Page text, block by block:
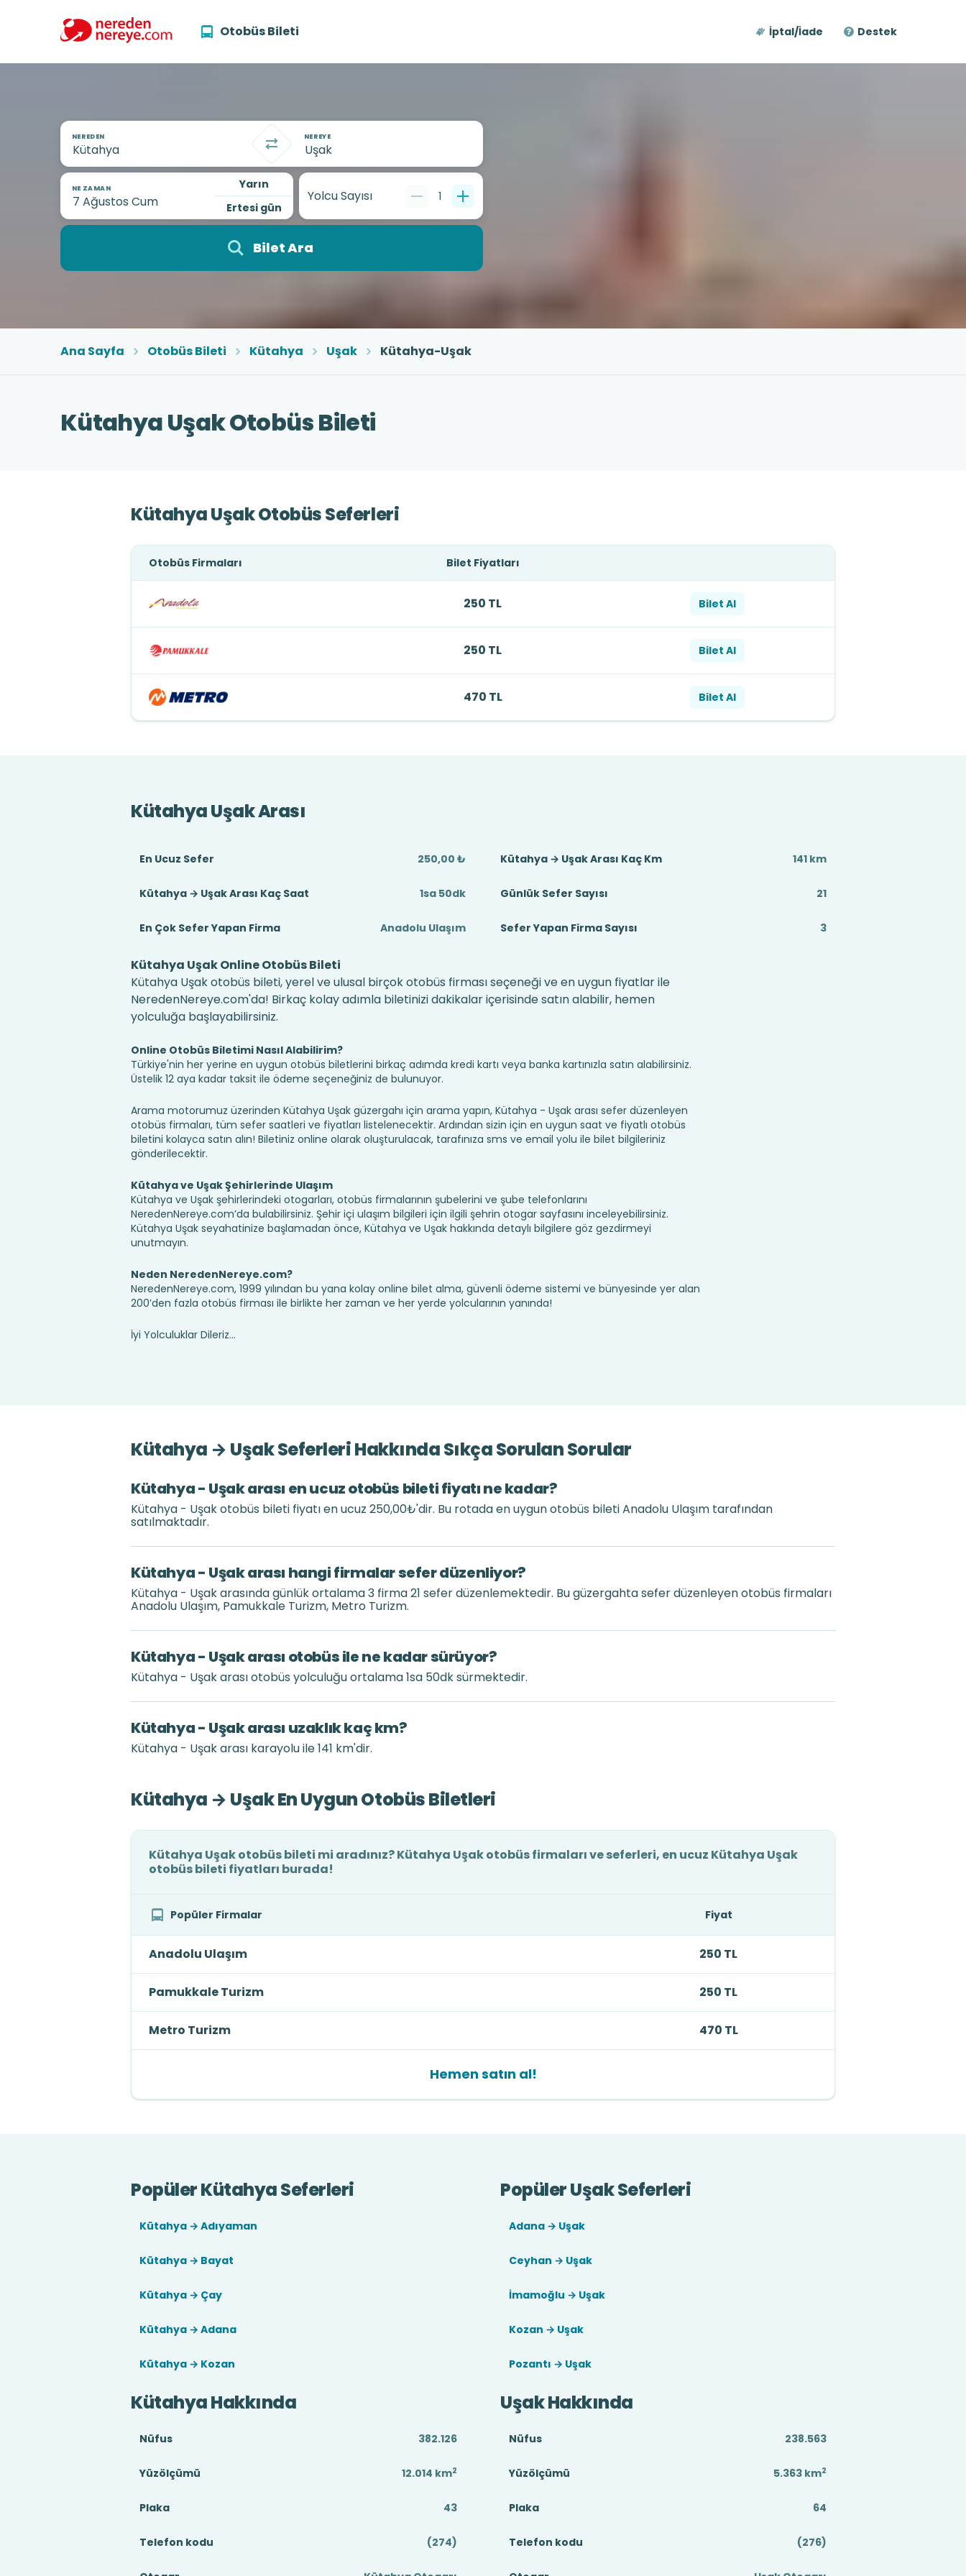
Otobüs Bileti İptal/İade Destek
NEREDEN NEREYE
NE ZAMAN
Yarın
Ertesi gün
Yolcu Sayısı 1
Bilet Ara
Ana Sayfa Otobüs Bileti Kütahya Uşak Kütahya-Uşak
Kütahya Uşak Otobüs Bileti
Kütahya Uşak Otobüs Seferleri
Otobüs Firmaları Bilet Fiyatları
250 TL Bilet Al
250 TL Bilet Al
470 TL Bilet Al
Kütahya Uşak Arası
En Ucuz Sefer 250,00 ₺ Kütahya → Uşak Arası Kaç Km 141 km
Kütahya → Uşak Arası Kaç Saat 1sa 50dk Günlük Sefer Sayısı 21
En Çok Sefer Yapan Firma Anadolu Ulaşım Sefer Yapan Firma Sayısı 3
Kütahya Uşak Online Otobüs Bileti
Kütahya Uşak otobüs bileti, yerel ve ulusal birçok otobüs firması seçeneği ve en uygun fiyatlar ile
NeredenNereye.com'da! Birkaç kolay adımla biletinizi dakikalar içerisinde satın alabilir, hemen
yolculuğa başlayabilirsiniz.
Online Otobüs Biletimi Nasıl Alabilirim?
Türkiye'nin her yerine en uygun otobüs biletlerini birkaç adımda kredi kartı veya banka kartınızla satın alabilirsiniz.
Üstelik 12 aya kadar taksit ile ödeme seçeneğiniz de bulunuyor.
Arama motorumuz üzerinden Kütahya Uşak güzergahı için arama yapın, Kütahya - Uşak arası sefer düzenleyen
otobüs firmaları, tüm sefer saatleri ve fiyatları listelenecektir. Ardından sizin için en uygun saat ve fiyatlı otobüs
biletini kolayca satın alın! Biletiniz online olarak oluşturulacak, tarafınıza sms ve email yolu ile bilet bilgileriniz
gönderilecektir.
Kütahya ve Uşak Şehirlerinde Ulaşım
Kütahya ve Uşak şehirlerindeki otogarları, otobüs firmalarının şubelerini ve şube telefonlarını
NeredenNereye.com’da bulabilirsiniz. Şehir içi ulaşım bilgileri için ilgili şehrin otogar sayfasını inceleyebilirsiniz.
Kütahya Uşak seyahatinize başlamadan önce, Kütahya ve Uşak hakkında detaylı bilgilere göz gezdirmeyi
unutmayın.
Neden NeredenNereye.com?
NeredenNereye.com, 1999 yılından bu yana kolay online bilet alma, güvenli ödeme sistemi ve bünyesinde yer alan
200’den fazla otobüs firması ile birlikte her zaman ve her yerde yolcularının yanında!
İyi Yolculuklar Dileriz...
Kütahya → Uşak Seferleri Hakkında Sıkça Sorulan Sorular
Kütahya - Uşak arası en ucuz otobüs bileti fiyatı ne kadar?
Kütahya - Uşak otobüs bileti fiyatı en ucuz 250,00₺'dir. Bu rotada en uygun otobüs bileti Anadolu Ulaşım tarafından
satılmaktadır.
Kütahya - Uşak arası hangi firmalar sefer düzenliyor?
Kütahya - Uşak arasında günlük ortalama 3 firma 21 sefer düzenlemektedir. Bu güzergahta sefer düzenleyen otobüs firmaları
Anadolu Ulaşım, Pamukkale Turizm, Metro Turizm.
Kütahya - Uşak arası otobüs ile ne kadar sürüyor?
Kütahya - Uşak arası otobüs yolculuğu ortalama 1sa 50dk sürmektedir.
Kütahya - Uşak arası uzaklık kaç km?
Kütahya - Uşak arası karayolu ile 141 km'dir.
Kütahya → Uşak En Uygun Otobüs Biletleri
Kütahya Uşak otobüs bileti mi aradınız? Kütahya Uşak otobüs firmaları ve seferleri, en ucuz Kütahya Uşak
otobüs bileti fiyatları burada!
Popüler Firmalar Fiyat
Anadolu Ulaşım 250 TL
Pamukkale Turizm 250 TL
Metro Turizm 470 TL
Hemen satın al!
Popüler Kütahya Seferleri
Kütahya → Adıyaman
Kütahya → Bayat
Kütahya → Çay
Kütahya → Adana
Kütahya → Kozan
Popüler Uşak Seferleri
Adana → Uşak
Ceyhan → Uşak
İmamoğlu → Uşak
Kozan → Uşak
Pozantı → Uşak
Kütahya Hakkında
Nüfus 382.126
Yüzölçümü 12.014 km2
Plaka 43
Telefon kodu (274)
Uşak Hakkında
Nüfus 238.563
Yüzölçümü 5.363 km2
Plaka 64
Telefon kodu (276)